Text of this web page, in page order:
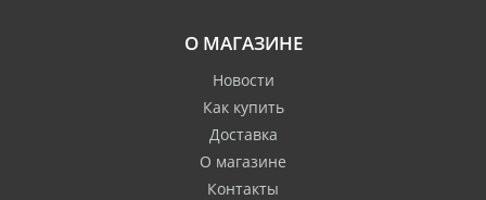
О МАГАЗИНЕ
Новости
Как купить
Доставка
О магазине
Контакты